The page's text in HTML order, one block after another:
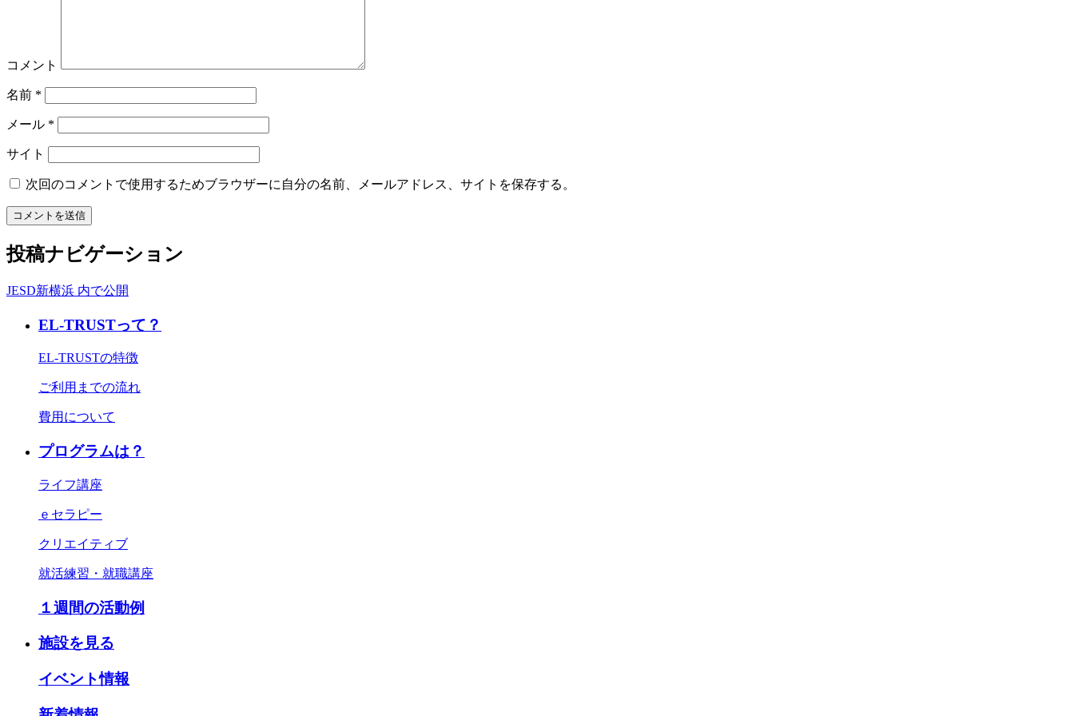
コメント
名前 *
メール *
サイト
次回のコメントで使用するためブラウザーに自分の名前、メールアドレス、サイトを保存する。
投稿ナビゲーション
JESD新横浜 内で公開
EL-TRUSTって？
EL-TRUSTの特徴
ご利用までの流れ
費用について
プログラムは？
ライフ講座
ｅセラピー
クリエイティブ
就活練習・就職講座
１週間の活動例
施設を見る
イベント情報